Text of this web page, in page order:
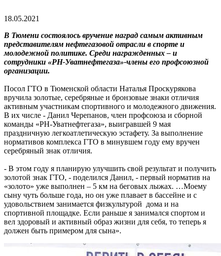
18.05.2021
В Тюмени состоялось вручение наград самым активным
представителям нефтегазовой отрасли в спорте и
молодежной политике. Среди награжденных – и
сотрудники «РН-Уватнефтегаза»-члены его профсоюзной
организации.
Посол ГТО в Тюменской области Наталья Проскурякова
вручила золотые, серебряные и бронзовые знаки отличия
активным участникам спортивного и молодежного движения.
В их числе - Данил Черепанов, член профсоюза и сборной
команды «РН-Уватнефтегаза», выигравшей 9 мая
праздничную легкоатлетическую эстафету. За выполнение
нормативов комплекса ГТО в минувшем году ему вручен
серебряный знак отличия.
- В этом году я планирую улучшить свой результат и получить
золотой знак ГТО, - поделился Данил, - первый норматив на
«золото» уже выполнен – 5 км на беговых лыжах. …Моему
сыну чуть больше года, но он уже плавает в бассейне и с
удовольствием занимается физкультурой дома и на
спортивной площадке. Если раньше я занимался спортом и
вел здоровый и активный образ жизни для себя, то теперь я
должен быть примером для сына».